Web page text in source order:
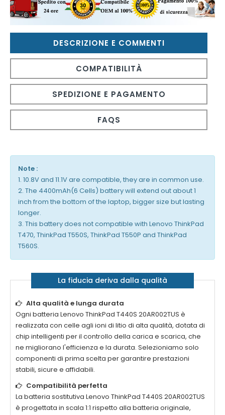
DESCRIZIONE E COMMENTI
COMPATIBILITÀ
SPEDIZIONE E PAGAMENTO
FAQS
Note :
1. 10.8V and 11.1V are compatible, they are in common use.
2. The 4400mAh(6 Cells) battery will extend out about 1
inch from the bottom of the laptop, bigger size but lasting
longer.
3. This battery does not compatible with Lenovo ThinkPad
T470, ThinkPad T550S, ThinkPad T550P and ThinkPad
T560S.
La fiducia deriva dalla qualità
Alta qualità e lunga durata
Ogni batteria Lenovo ThinkPad T440S 20AR002TUS è
realizzata con celle agli ioni di litio di alta qualità, dotata di
chip intelligenti per il controllo della carica e scarica, che
ne migliorano l'efficienza e la durata. Selezioniamo solo
componenti di prima scelta per garantire prestazioni
stabili, sicure e affidabili.
Compatibilità perfetta
La batteria sostitutiva Lenovo ThinkPad T440S 20AR002TUS
è progettata in scala 1:1 rispetto alla batteria originale,